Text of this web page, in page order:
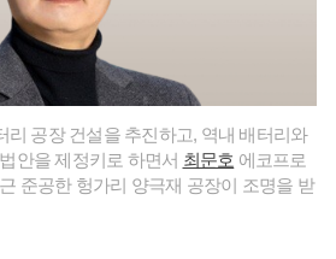
리 공장 건설을 추진하고, 역내 배터리와
안을 제정키로 하면서 최문호 에코프로
준공한 헝가리 양극재 공장이 조명을 받